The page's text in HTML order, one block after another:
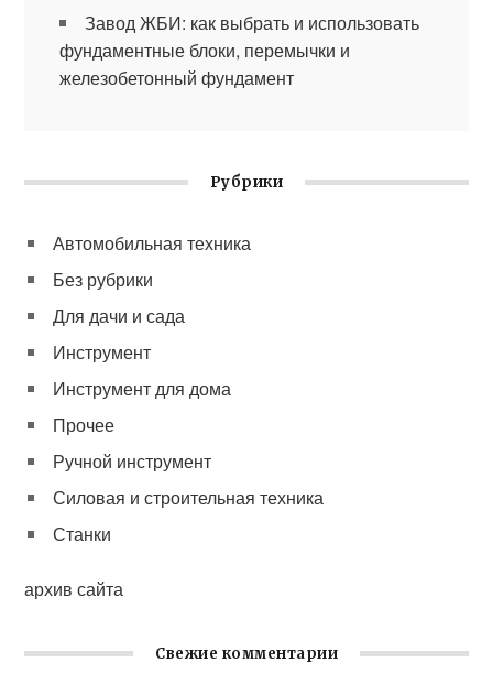
Завод ЖБИ: как выбрать и использовать
фундаментные блоки, перемычки и
железобетонный фундамент
Рубрики
Автомобильная техника
Без рубрики
Для дачи и сада
Инструмент
Инструмент для дома
Прочее
Ручной инструмент
Силовая и строительная техника
Станки
архив сайта
Свежие комментарии